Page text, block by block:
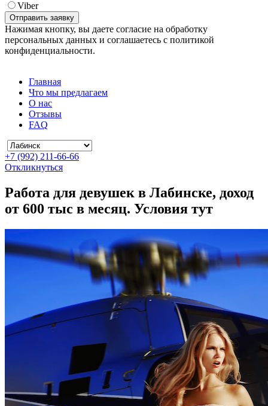
Viber
Нажимая кнопку, вы даете согласие на обработку
персональных данных и соглашаетесь с политикой
конфиденциальности.
Главная
Что мы предлагаем
О нас
Отзывы
FAQ
+7 (992) 211-66-66
Откликнуться
Работа для девушек в Лабинске, доход
от 600 тыс в месяц. Условия тут